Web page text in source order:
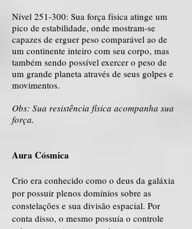
Nível 251-300: Sua força física atinge um
pico de estabilidade, onde mostram-se
capazes de erguer peso comparável ao de
um continente inteiro com seu corpo, mas
também sendo possível exercer o peso de
um grande planeta através de seus golpes e
movimentos.
Obs: Sua resistência física acompanha sua
força.
Aura Cósmica
Crio era conhecido como o deus da galáxia
por possuir plenos domínios sobre as
constelações e sua divisão espacial. Por
conta disso, o mesmo possuía o controle